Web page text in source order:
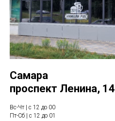
Самара
проспект Ленина, 14
Вс-Чт | с 12 до 00
Пт-Сб | с 12 до 01